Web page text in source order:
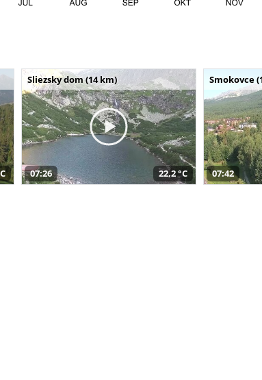
Sliezsky dom (14 km)
07:26 22,2 °C
Smokovce
07:42